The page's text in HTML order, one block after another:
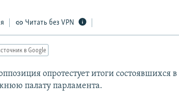
Читать без VPN
в Google
опротестует итоги состоявшихся
палату парламента.